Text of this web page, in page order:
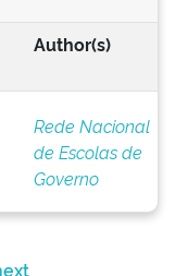
Author(s)
Rede Nacional
de Escolas de
Governo